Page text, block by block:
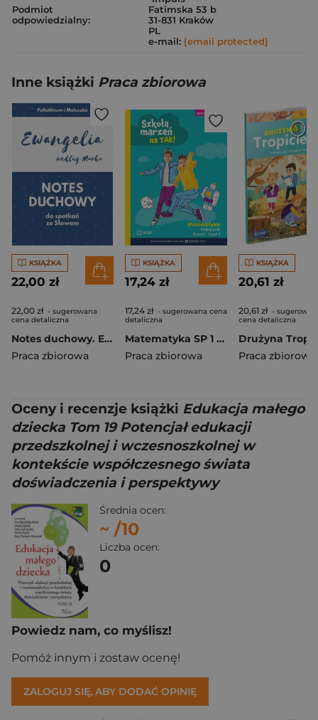
Podmiot
odpowiedzialny:
Fatimska 53 b
31-831 Kraków
PL
e-mail: [email protected]
Inne książki Praca zbiorowa
KSIĄŻKA
22,00 zł
22,00 zł - sugerowana
cena detaliczna
Notes duchowy. Ewangelia wg. Marka
Praca zbiorowa
KSIĄŻKA
17,24 zł
17,24 zł - sugerowana cena
detaliczna
Matematyka SP 1 Szkoła marzeń na TAK podr cz.1
Praca zbiorowa
KSIĄŻKA
20,61 zł
20,61 zł -
cena detaliczna
Praca zbiorowa
Oceny i recenzje książki Edukacja małego
dziecka Tom 19 Potencjał edukacji
przedszkolnej i wczesnoszkolnej w
kontekście współczesnego świata
doświadczenia i perspektywy
Średnia ocen:
~ /10
Liczba ocen:
0
Powiedz nam, co myślisz!
Pomóż innym i zostaw ocenę!
ZALOGUJ SIĘ, ABY DODAĆ OPINIĘ